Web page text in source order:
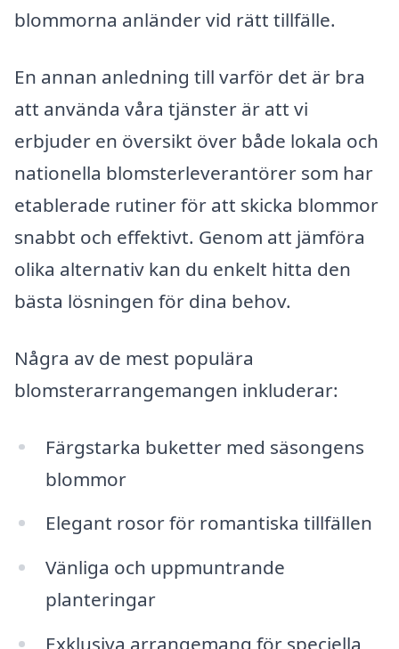
blommorna anländer vid rätt tillfälle.
En annan anledning till varför det är bra
att använda våra tjänster är att vi
erbjuder en översikt över både lokala och
nationella blomsterleverantörer som har
etablerade rutiner för att skicka blommor
snabbt och effektivt. Genom att jämföra
olika alternativ kan du enkelt hitta den
bästa lösningen för dina behov.
Några av de mest populära
blomsterarrangemangen inkluderar:
Färgstarka buketter med säsongens
blommor
Elegant rosor för romantiska tillfällen
Vänliga och uppmuntrande
planteringar
Exklusiva arrangemang för speciella